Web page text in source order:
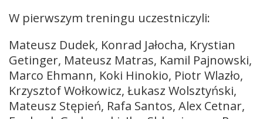
W pierwszym treningu uczestniczyli:
Mateusz Dudek, Konrad Jałocha, Krystian
Getinger, Mateusz Matras, Kamil Pajnowski,
Marco Ehmann, Koki Hinokio, Piotr Wlazło,
Krzysztof Wołkowicz, Łukasz Wolsztyński,
Mateusz Stępień, Rafa Santos, Alex Cetnar,